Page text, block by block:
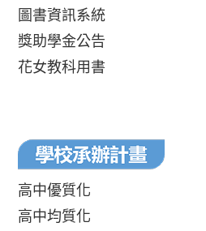
圖書資訊系統
獎助學金公告
花女教科用書
高中優質化
高中均質化